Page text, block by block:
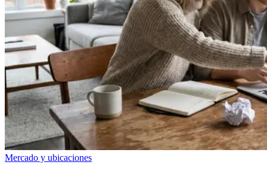
Mercado y ubicaciones